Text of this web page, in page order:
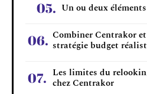
Un ou deux
Combiner Centrakor
stratégie budget
Les limites du
chez Centrakor